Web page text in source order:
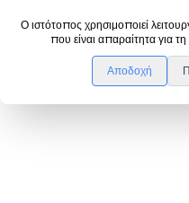
Ο ιστότοπος χρησιμοποιεί
που είναι απαραίτητα για
Αποδοχή
DanceLink